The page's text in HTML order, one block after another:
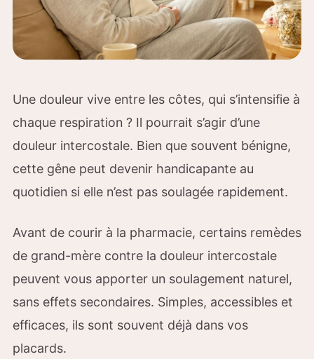
Une douleur vive entre les côtes, qui s’intensifie à
chaque respiration ? Il pourrait s’agir d’une
douleur intercostale. Bien que souvent bénigne,
cette gêne peut devenir handicapante au
quotidien si elle n’est pas soulagée rapidement.
Avant de courir à la pharmacie, certains remèdes
de grand-mère contre la douleur intercostale
peuvent vous apporter un soulagement naturel,
sans effets secondaires. Simples, accessibles et
efficaces, ils sont souvent déjà dans vos
placards.